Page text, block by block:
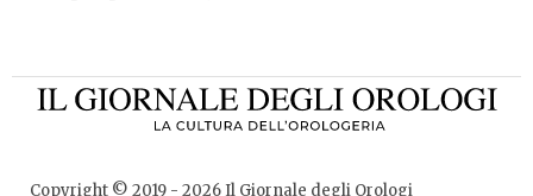
Copyright © 2019 - 2026Il Giornale degli Orologi